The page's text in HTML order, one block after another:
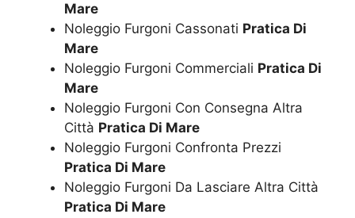
Mare
Noleggio Furgoni Cassonati Pratica Di
Mare
Noleggio Furgoni Commerciali Pratica Di
Mare
Noleggio Furgoni Con Consegna Altra
Città Pratica Di Mare
Noleggio Furgoni Confronta Prezzi
Pratica Di Mare
Noleggio Furgoni Da Lasciare Altra Città
Pratica Di Mare